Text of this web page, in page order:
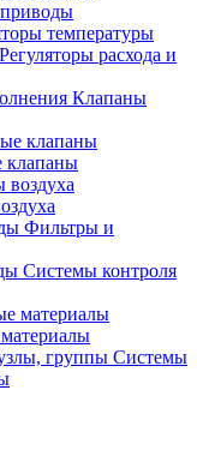
температуры
Регуляторы расхода и
Клапаны
клапаны
Фильтры и
Системы контроля
Системы